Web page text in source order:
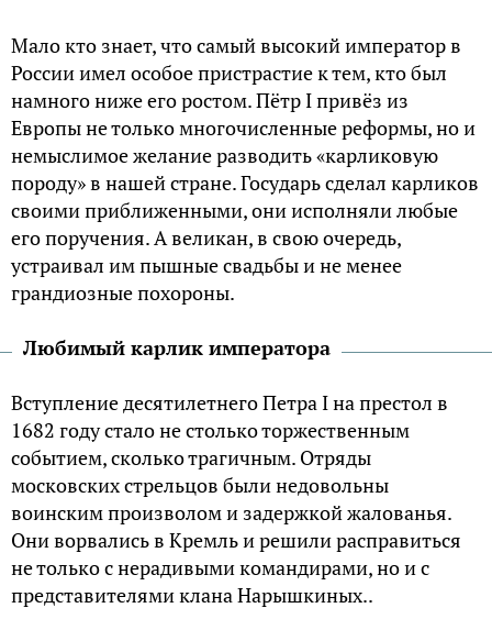
Мало кто знает, что самый высокий император в
России имел особое пристрастие к тем, кто был
намного ниже его ростом. Пётр I привёз из
Европы не только многочисленные реформы, но и
немыслимое желание разводить «карликовую
породу» в нашей стране. Государь сделал карликов
своими приближенными, они исполняли любые
его поручения. А великан, в свою очередь,
устраивал им пышные свадьбы и не менее
грандиозные похороны.
Любимый карлик императора
Вступление десятилетнего Петра I на престол в
1682 году стало не столько торжественным
событием, сколько трагичным. Отряды
московских стрельцов были недовольны
воинским произволом и задержкой жалованья.
Они ворвались в Кремль и решили расправиться
не только с нерадивыми командирами, но и с
представителями клана Нарышкиных..